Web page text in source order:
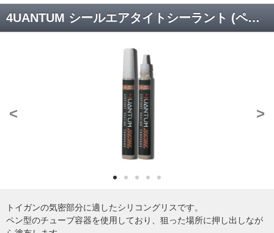
4UANTUM シールエアタイトシーラント (ペンタイプパッキングリス) [4UAD-SEAL-001] [取寄]
< >
トイガンの気密部分に適したシリコングリスです。
ペン型のチューブ容器を使用しており、狙った場所に押し出しなが